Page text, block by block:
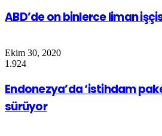
ABD’de on binlerce liman
Ekim 30, 2020
1.924
Endonezya’da ‘istihdam
sürüyor